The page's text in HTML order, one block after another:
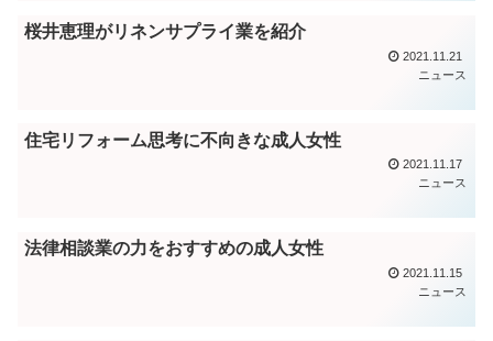
桜井恵理がリネンサプライ業を紹介
2021.11.21
ニュース
住宅リフォーム思考に不向きな成人女性
2021.11.17
ニュース
法律相談業の力をおすすめの成人女性
2021.11.15
ニュース